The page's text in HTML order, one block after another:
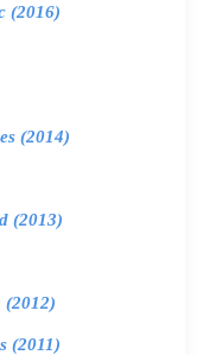
(2016)
(2014)
(2013)
(2012)
(2011)